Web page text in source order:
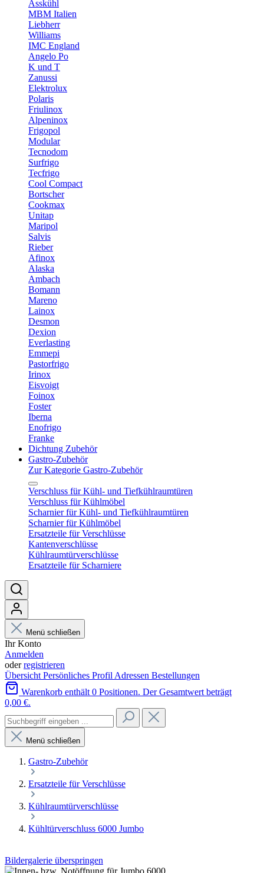
Asskühl
MBM Italien
Liebherr
Williams
IMC England
Angelo Po
K und T
Zanussi
Elektrolux
Polaris
Friulinox
Alpeninox
Frigopol
Modular
Tecnodom
Surfrigo
Tecfrigo
Cool Compact
Bortscher
Cookmax
Unitap
Maripol
Salvis
Rieber
Afinox
Alaska
Ambach
Bomann
Mareno
Lainox
Desmon
Dexion
Everlasting
Emmepi
Pastorfrigo
Irinox
Eisvoigt
Foinox
Foster
Iberna
Enofrigo
Franke
Dichtung Zubehör
Gastro-Zubehör
Zur Kategorie Gastro-Zubehör
Verschluss für Kühl- und Tiefkühlraumtüren
Verschluss für Kühlmöbel
Scharnier für Kühl- und Tiefkühlraumtüren
Scharnier für Kühlmöbel
Ersatzteile für Verschlüsse
Kantenverschlüsse
Kühlraumtürverschlüsse
Ersatzteile für Scharniere
Menü schließen
Ihr Konto
Anmelden
oderregistrieren
Übersicht Persönliches Profil Adressen Bestellungen
Warenkorb enthält 0 Positionen. Der Gesamtwert beträgt
0,00 €.
Menü schließen
Gastro-Zubehör
Ersatzteile für Verschlüsse
Kühlraumtürverschlüsse
Kühltürverschluss 6000 Jumbo
Bildergalerie überspringen